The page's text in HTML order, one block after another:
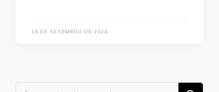
18 DE SETEMBRO DE 2024
Procurando